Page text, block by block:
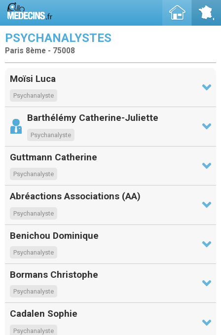
PSYCHANALYSTES
Paris 8ème - 75008
Moïsi Luca
Psychanalyste
Barthélémy Catherine-Juliette
Psychanalyste
Guttmann Catherine
Psychanalyste
Abréactions Associations (AA)
Psychanalyste
Benichou Dominique
Psychanalyste
Bormans Christophe
Psychanalyste
Cadalen Sophie
Psychanalyste